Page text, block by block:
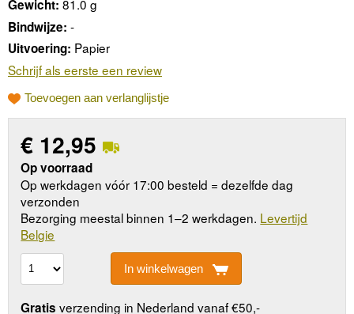
Gewicht: 81.0 g
Bindwijze: -
Uitvoering: Papier
Schrijf als eerste een review
Toevoegen aan verlanglijstje
€ 12,95
Op voorraad
Op werkdagen vóór 17:00 besteld = dezelfde dag
verzonden
Bezorging meestal binnen 1–2 werkdagen. Levertijd
Belgie
In winkelwagen
Gratis verzending in Nederland vanaf €50,-